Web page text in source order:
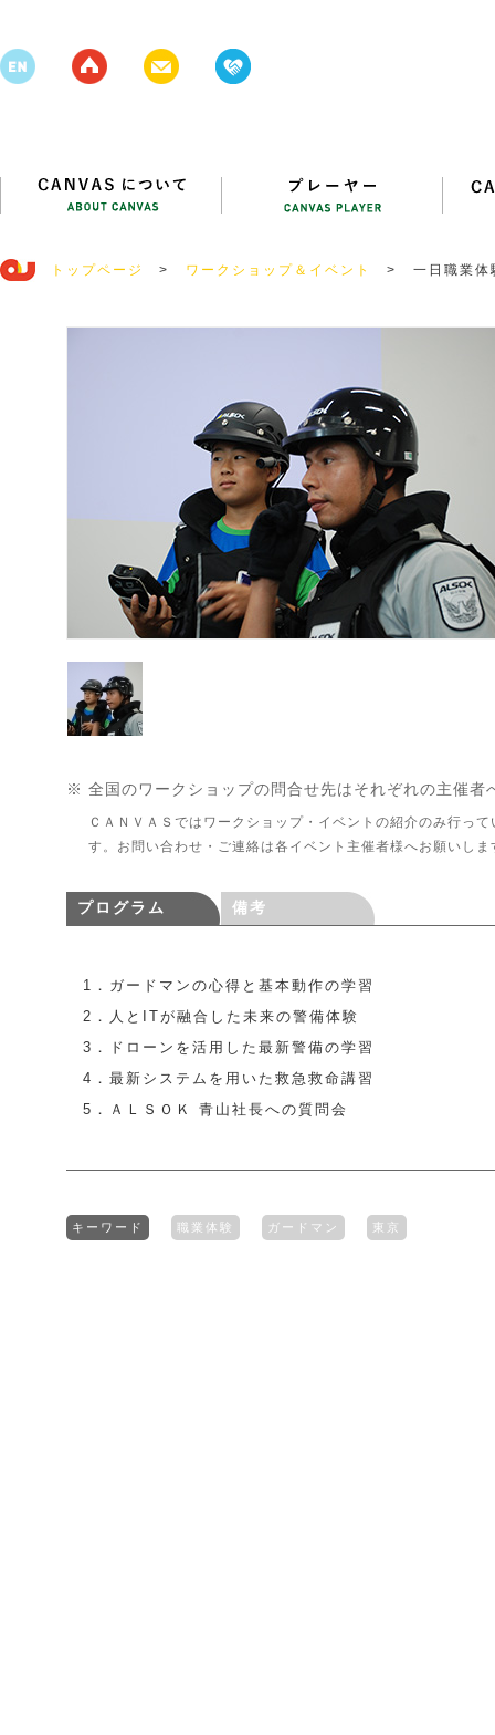
トップページ > ワークショップ＆イベント > 一日職業体
※ 全国のワークショップの問合せ先はそれぞれの主催者
ＣＡＮＶＡＳではワークショップ・イベントの紹介のみ行って
す。お問い合わせ・ご連絡は各イベント主催者様へお願いしま
プログラム 備考
1．ガードマンの心得と基本動作の学習
2．人とITが融合した未来の警備体験
3．ドローンを活用した最新警備の学習
4．最新システムを用いた救急救命講習
5．ＡＬＳＯＫ 青山社長への質問会
キーワード 職業体験 ガードマン 東京